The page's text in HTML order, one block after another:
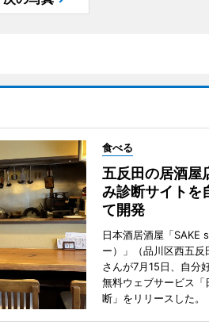
食べる
五反田の居酒屋
み診断サイト
て開発
日本酒居酒屋「SAKE
ー）」（品川区西五
さんが7月15日、自分
無料ウェブサービス
断」をリリースした。